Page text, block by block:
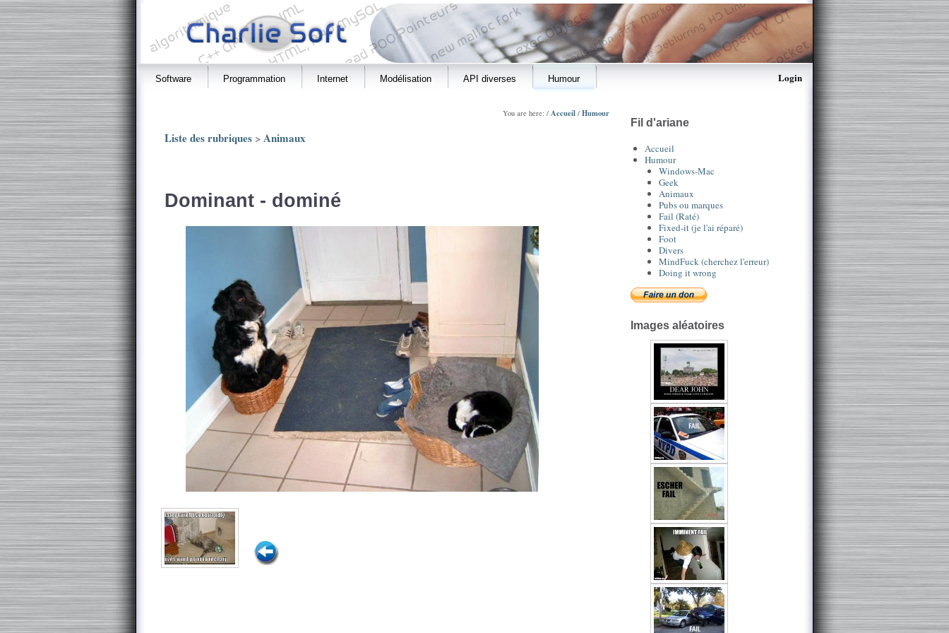
Software Programmation Internet Modélisation API diverses Humour Login
You are here: / Accueil / Humour
Liste des rubriques > Animaux
Dominant - dominé
Fil d'ariane
Accueil
Humour
Windows-Mac
Geek
Animaux
Pubs ou marques
Fail (Raté)
Fixed-it (je l'ai réparé)
Foot
Divers
MindFuck (cherchez l'erreur)
Doing it wrong
Images aléatoires